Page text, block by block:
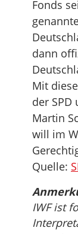
Fonds
dann
Mit
der
Martin
will im
Quelle:
IWF ist